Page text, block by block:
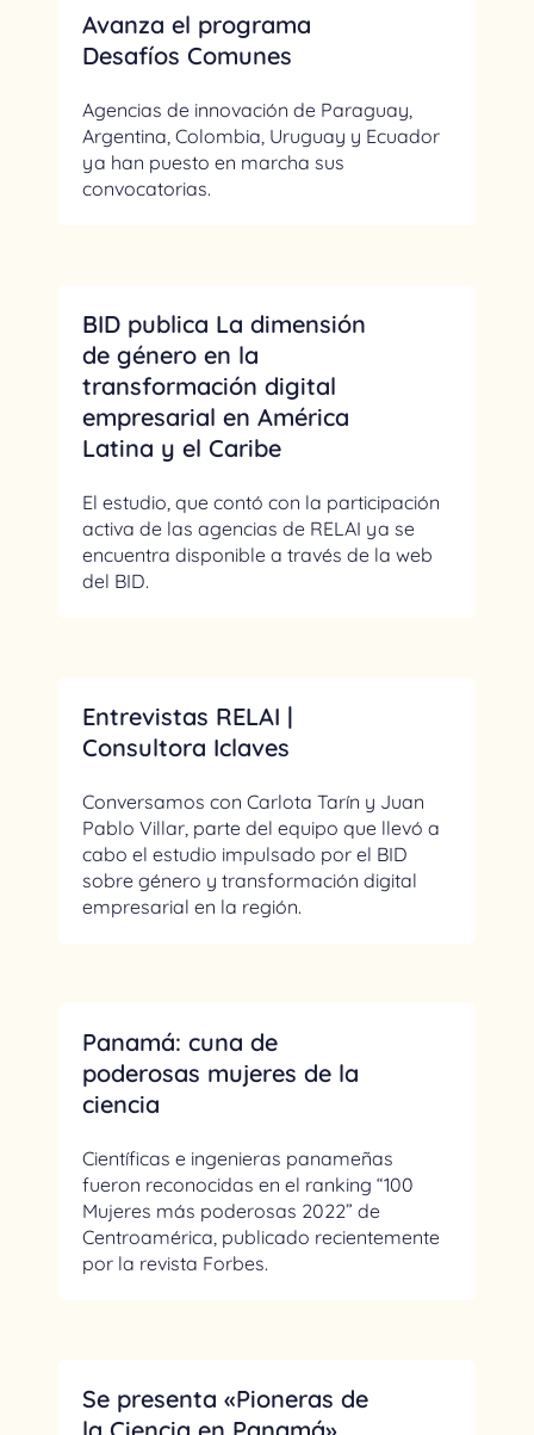
Avanza el programa
Desafíos Comunes
Agencias de innovación de Paraguay,
Argentina, Colombia, Uruguay y Ecuador
ya han puesto en marcha sus
convocatorias.
BID publica La dimensión
de género en la
transformación digital
empresarial en América
Latina y el Caribe
El estudio, que contó con la participación
activa de las agencias de RELAI ya se
encuentra disponible a través de la web
del BID.
Entrevistas RELAI |
Consultora Iclaves
Conversamos con Carlota Tarín y Juan
Pablo Villar, parte del equipo que llevó a
cabo el estudio impulsado por el BID
sobre género y transformación digital
empresarial en la región.
Panamá: cuna de
poderosas mujeres de la
ciencia
Científicas e ingenieras panameñas
fueron reconocidas en el ranking “100
Mujeres más poderosas 2022” de
Centroamérica, publicado recientemente
por la revista Forbes.
Se presenta «Pioneras de